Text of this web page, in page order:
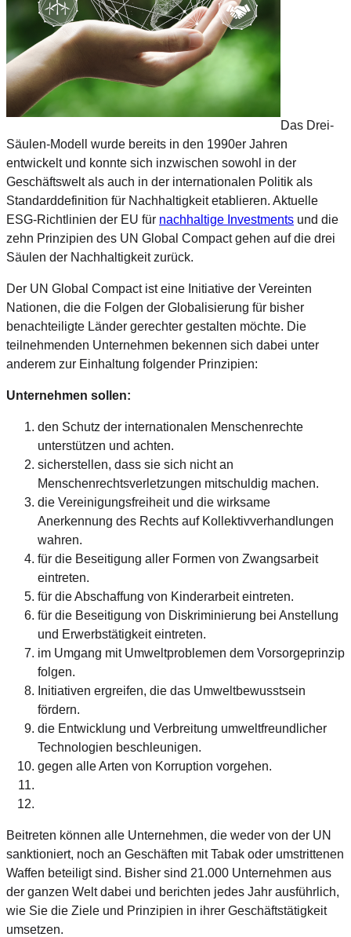
Das Drei-
Säulen-Modell wurde bereits in den 1990er Jahren
entwickelt und konnte sich inzwischen sowohl in der
Geschäftswelt als auch in der internationalen Politik als
Standarddefinition für Nachhaltigkeit etablieren. Aktuelle
ESG-Richtlinien der EU für nachhaltige Investments und die
zehn Prinzipien des UN Global Compact gehen auf die drei
Säulen der Nachhaltigkeit zurück.
Der UN Global Compact ist eine Initiative der Vereinten
Nationen, die die Folgen der Globalisierung für bisher
benachteiligte Länder gerechter gestalten möchte. Die
teilnehmenden Unternehmen bekennen sich dabei unter
anderem zur Einhaltung folgender Prinzipien:
Unternehmen sollen:
den Schutz der internationalen Menschenrechte
unterstützen und achten.
sicherstellen, dass sie sich nicht an
Menschenrechtsverletzungen mitschuldig machen.
die Vereinigungsfreiheit und die wirksame
Anerkennung des Rechts auf Kollektivverhandlungen
wahren.
für die Beseitigung aller Formen von Zwangsarbeit
eintreten.
für die Abschaffung von Kinderarbeit eintreten.
für die Beseitigung von Diskriminierung bei Anstellung
und Erwerbstätigkeit eintreten.
im Umgang mit Umweltproblemen dem Vorsorgeprinzip
folgen.
Initiativen ergreifen, die das Umweltbewusstsein
fördern.
die Entwicklung und Verbreitung umweltfreundlicher
Technologien beschleunigen.
gegen alle Arten von Korruption vorgehen.
Beitreten können alle Unternehmen, die weder von der UN
sanktioniert, noch an Geschäften mit Tabak oder umstrittenen
Waffen beteiligt sind. Bisher sind 21.000 Unternehmen aus
der ganzen Welt dabei und berichten jedes Jahr ausführlich,
wie Sie die Ziele und Prinzipien in ihrer Geschäftstätigkeit
umsetzen.